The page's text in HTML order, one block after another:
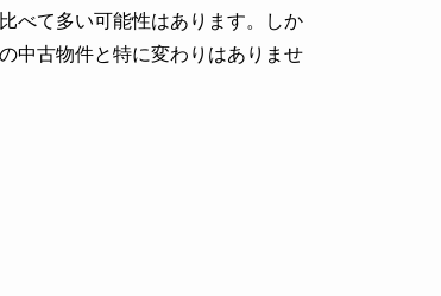
べて多い可能性はあります。しか
中古物件と特に変わりはありませ